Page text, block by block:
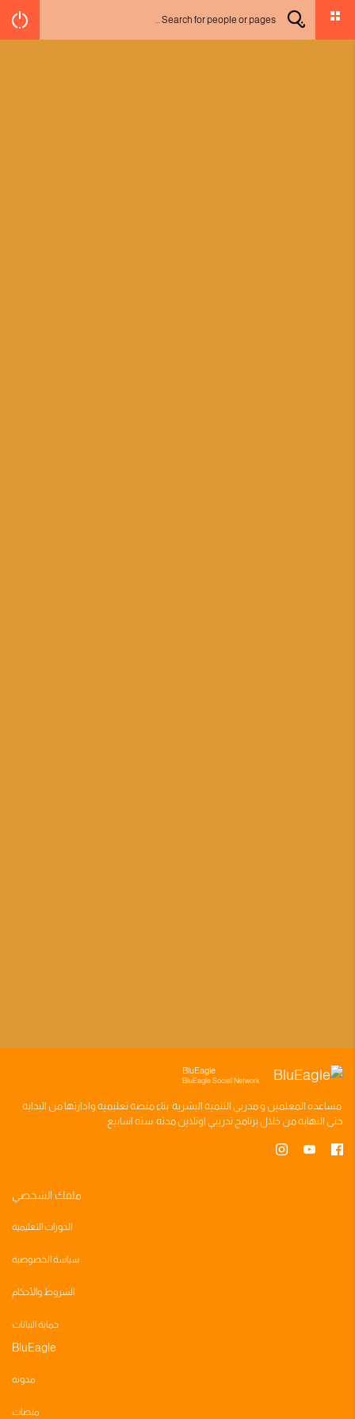
BluEagle
BluEagle Social Network
مساعده المعلمين ومدربي التنميه البشريه بناءمنصه تعليميه وادارتها من البدايه
حتى النهايه من خلال برنامج تدريبي اونلاين مدته سته اسابيع
ملفك الشخصي
الدورات التعليمية
سياسة الخصوصية
الشروط والأحكام
حماية البيانات
BluEagle
مدونه
منصات